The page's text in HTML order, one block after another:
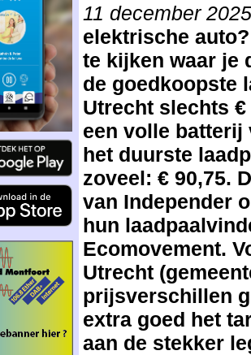
11 december
elektrische
te kijken waar je
de goedkoopste
Utrecht slechts
een volle batterij
het duurste
zoveel: € 90,75.
van Independer
hun
Ecomovement.
Utrecht
prijsverschillen
extra goed het
aan de stekker